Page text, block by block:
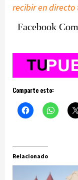
recibir en directo
Facebook
Comparte esto:
Relacionado